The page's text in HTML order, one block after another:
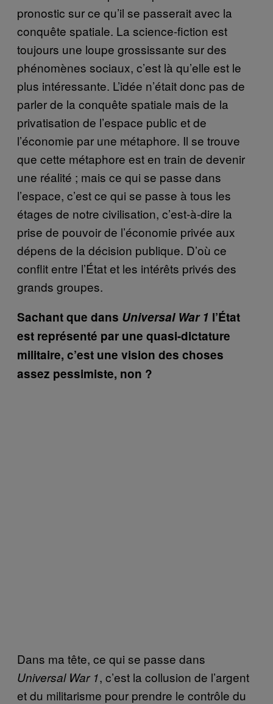
pronostic sur ce qu’il se passerait avec la
conquête spatiale. La science-fiction est
toujours une loupe grossissante sur des
phénomènes sociaux, c’est là qu’elle est le
plus intéressante. L’idée n’était donc pas de
parler de la conquête spatiale mais de la
privatisation de l’espace public et de
l’économie par une métaphore. Il se trouve
que cette métaphore est en train de devenir
une réalité ; mais ce qui se passe dans
l’espace, c’est ce qui se passe à tous les
étages de notre civilisation, c’est-à-dire la
prise de pouvoir de l’économie privée aux
dépens de la décision publique. D’où ce
conflit entre l’État et les intérêts privés des
grands groupes.
Sachant que dans Universal War 1 l’État
est représenté par une quasi-dictature
militaire, c’est une vision des choses
assez pessimiste, non ?
Dans ma tête, ce qui se passe dans
Universal War 1, c’est la collusion de l’argent
et du militarisme pour prendre le contrôle du